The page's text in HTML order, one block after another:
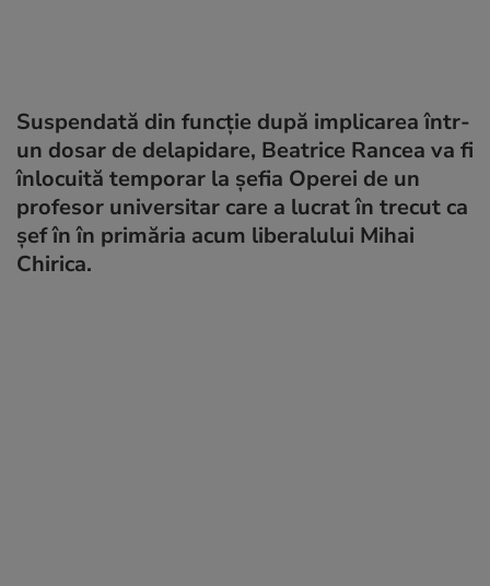
Suspendată din funcție după implicarea într-
un dosar de delapidare, Beatrice Rancea va fi
înlocuită temporar la șefia Operei de un
profesor universitar care a lucrat în trecut ca
șef în în primăria acum liberalului Mihai
Chirica.